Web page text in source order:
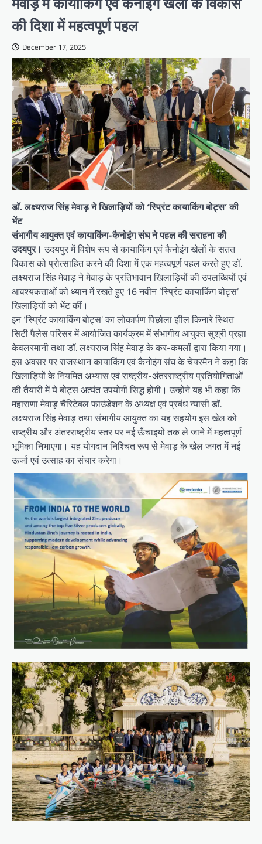
की दिशा में महत्वपूर्ण पहल
December 17, 2025
डॉ. लक्ष्यराज सिंह मेवाड़ ने खिलाड़ियों को ‘स्प्रिंट कायाकिंग बोट्स’ की
भेंट
संभागीय आयुक्त एवं कायाकिंग-कैनोइंग संघ ने पहल की सराहना की
उदयपुर। उदयपुर में विशेष रूप से कायाकिंग एवं कैनोइंग खेलों के सतत
विकास को प्रोत्साहित करने की दिशा में एक महत्वपूर्ण पहल करते हुए डॉ.
लक्ष्यराज सिंह मेवाड़ ने मेवाड़ के प्रतिभावान खिलाड़ियों की उपलब्धियों एवं
आवश्यकताओं को ध्यान में रखते हुए 16 नवीन ‘स्प्रिंट कायाकिंग बोट्स’
खिलाड़ियों को भेंट कीं।
इन ‘स्प्रिंट कायाकिंग बोट्स’ का लोकार्पण पिछोला झील किनारे स्थित
सिटी पैलेस परिसर में आयोजित कार्यक्रम में संभागीय आयुक्त सुश्री प्रज्ञा
केवलरमानी तथा डॉ. लक्ष्यराज सिंह मेवाड़ के कर-कमलों द्वारा किया गया।
इस अवसर पर राजस्थान कायाकिंग एवं कैनोइंग संघ के चेयरमैन ने कहा कि
खिलाड़ियों के नियमित अभ्यास एवं राष्ट्रीय-अंतरराष्ट्रीय प्रतियोगिताओं
की तैयारी में ये बोट्स अत्यंत उपयोगी सिद्ध होंगी। उन्होंने यह भी कहा कि
महाराणा मेवाड़ चैरिटेबल फाउंडेशन के अध्यक्ष एवं प्रबंध न्यासी डॉ.
लक्ष्यराज सिंह मेवाड़ तथा संभागीय आयुक्त का यह सहयोग इस खेल को
राष्ट्रीय और अंतरराष्ट्रीय स्तर पर नई ऊँचाइयों तक ले जाने में महत्वपूर्ण
भूमिका निभाएगा। यह योगदान निश्चित रूप से मेवाड़ के खेल जगत में नई
ऊर्जा एवं उत्साह का संचार करेगा।